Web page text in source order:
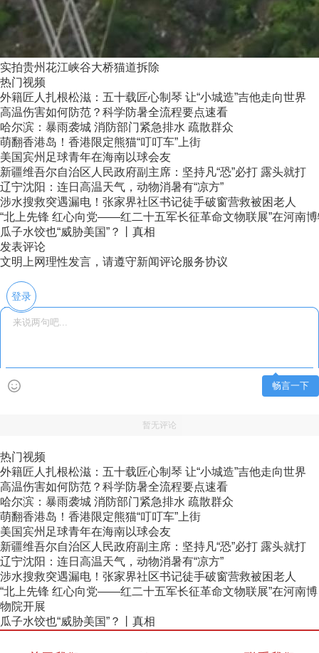
实拍贵州花江峡谷大桥猫道拆除
热门视频
外籍匠人扎根松滋：五十载匠心制琴 让“小城造”吉他走向世界
高温伤害如何防范？科学防暑全流程要点速看
哈尔滨：暴雨袭城 消防部门紧急排水 疏散群众
萌翻香港岛！香港限定熊猫“叮叮车”上街
美国宾州足球青年在海南以球会友
新疆维吾尔自治区人民政府副主席：坚持凡“恐”必打 露头就打
辽宁沈阳：连日高温天气，动物消暑有“凉方”
涉水搜救突遇漏电！张家界社区书记徒手破窗营救被困老人
“北上先锋 红心向党——红二十五军长征革命文物联展”在河南
瓜子水饺也“威胁美国”？丨真相
发表评论
文明上网理性发言，请遵守新闻评论服务协议
登录
畅言一下
暂无评论
热门视频
外籍匠人扎根松滋：五十载匠心制琴 让“小城造”吉他走向世界
高温伤害如何防范？科学防暑全流程要点速看
哈尔滨：暴雨袭城 消防部门紧急排水 疏散群众
萌翻香港岛！香港限定熊猫“叮叮车”上街
美国宾州足球青年在海南以球会友
新疆维吾尔自治区人民政府副主席：坚持凡“恐”必打 露头就打
辽宁沈阳：连日高温天气，动物消暑有“凉方”
涉水搜救突遇漏电！张家界社区书记徒手破窗营救被困老人
“北上先锋 红心向党——红二十五军长征革命文物联展”在河南博
物院开展
瓜子水饺也“威胁美国”？丨真相